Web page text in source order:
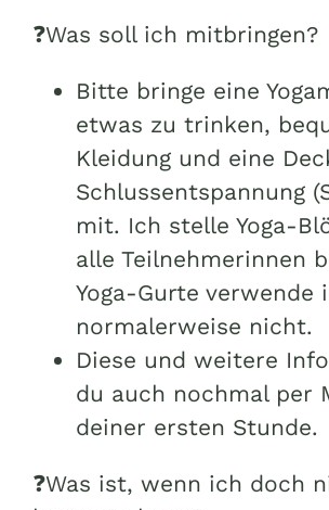
❓Was soll ich mitbringen?
Bitte bringe eine
etwas zu trinken,
Kleidung und eine
Schlussentspannung
mit. Ich stelle Yoga-
alle Teilnehmerinnen
Yoga-Gurte verwende
normalerweise nicht.
Diese und weitere
du auch nochmal per
deiner ersten Stunde.
❓Was ist, wenn ich doch